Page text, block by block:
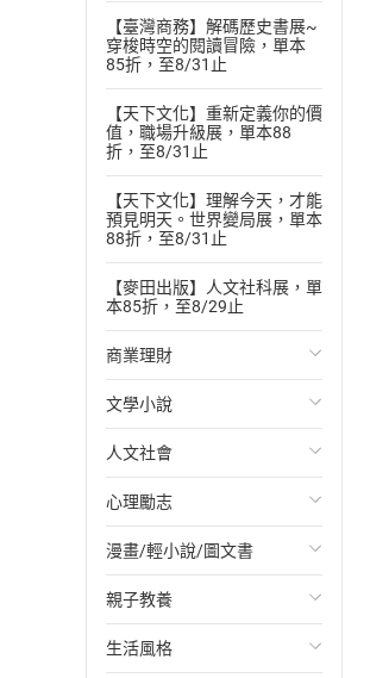
【臺灣商務】解碼歷史書展~
穿梭時空的閱讀冒險，單本
85折，至8/31止
【天下文化】重新定義你的價
值，職場升級展，單本88
折，至8/31止
【天下文化】理解今天，才能
預見明天。世界變局展，單本
88折，至8/31止
【麥田出版】人文社科展，單
本85折，至8/29止
商業理財
投資理財
經濟/趨勢
財務/金融
管理/領導
職場工作術
成功法
文學小說
歐美文學
日本文學
韓國文學
華文文學
經典文學
人文社會
國際關係
政治
社會科學
台灣/中國歷史
心理勵志
心靈成長/情緒
人際關係
兩性關係
漫畫/輕小說/圖文書
輕小說
奇幻/科幻
親子教養
教育現場
生活風格